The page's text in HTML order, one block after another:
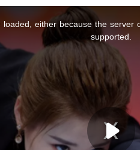
either because the
supported.